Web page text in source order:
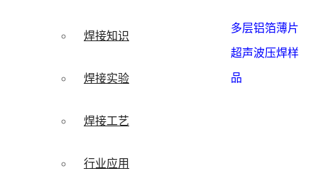
焊接知识
焊接实验
焊接工艺
行业应用
多层铝箔薄片
超声波压焊样
品